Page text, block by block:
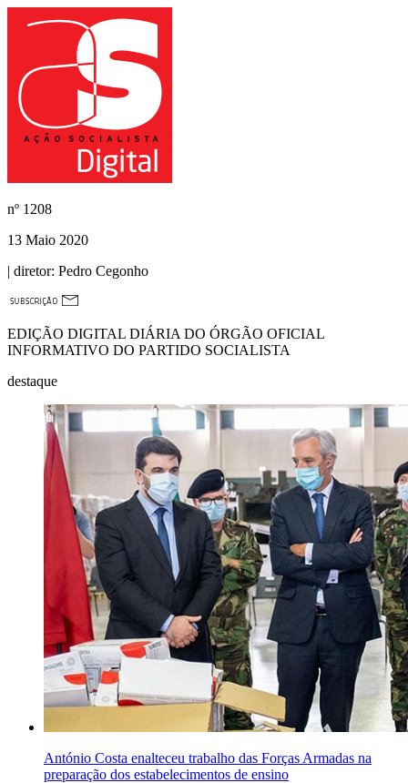
nº 1208
13 Maio 2020
| diretor: Pedro Cegonho
EDIÇÃO DIGITAL DIÁRIA DO ÓRGÃO OFICIAL
INFORMATIVO DO PARTIDO SOCIALISTA
destaque
António Costa enalteceu trabalho das Forças Armadas na
preparação dos estabelecimentos de ensino